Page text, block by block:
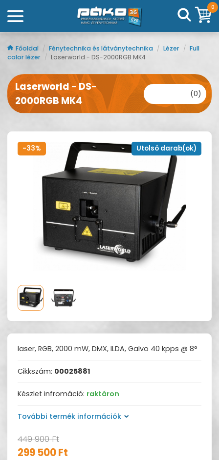
0
Főoldal / Fénytechnika és látványtechnika / Lézer / Full
color lézer / Laserworld - DS-2000RGB MK4
Laserworld - DS-
2000RGB MK4
(0)
-33% Utolsó darab(ok)
laser, RGB, 2000 mW, DMX, ILDA, Galvo 40 kpps @ 8°
Cikkszám: 00025881
Készlet infromáció: raktáron
További termék információk
449 900 Ft
299 500 Ft